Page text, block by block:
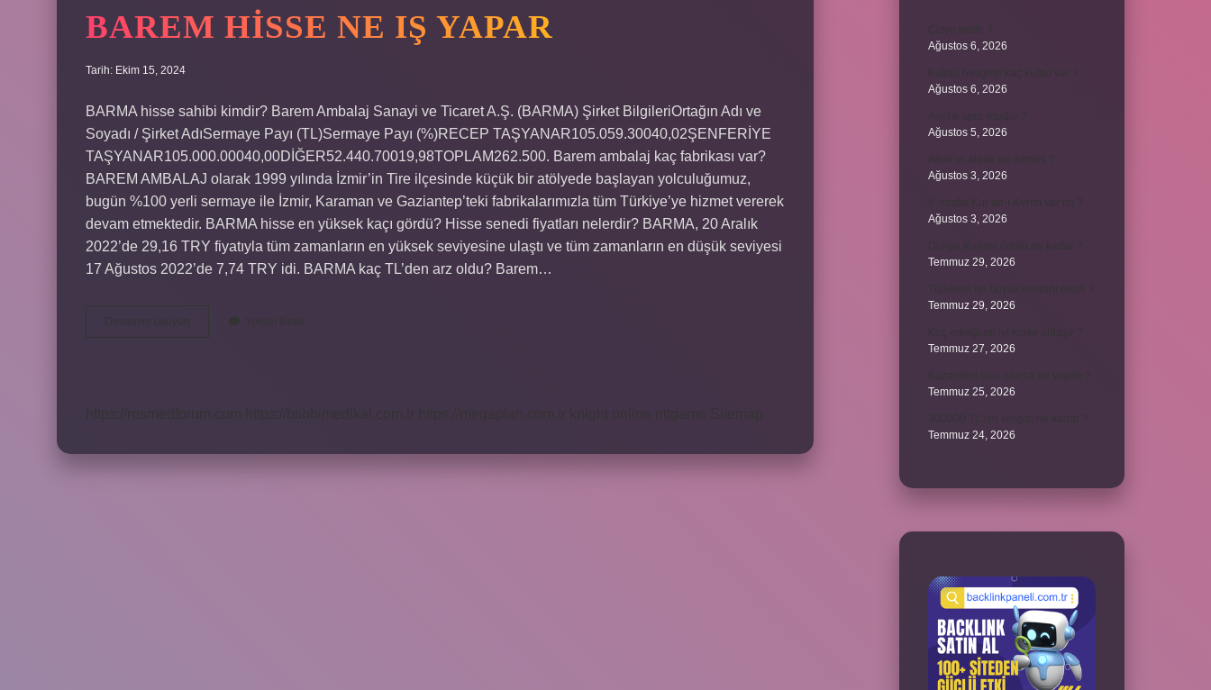
BAREM HISSE NE IŞ YAPAR
Tarih: Ekim 15, 2024
BARMA hisse sahibi kimdir? Barem Ambalaj Sanayi ve Ticaret A.Ş. (BARMA) Şirket BilgileriOrtağın Adı ve
Soyadı / Şirket AdıSermaye Payı (TL)Sermaye Payı (%)RECEP TAŞYANAR105.059.30040,02ŞENFERİYE
TAŞYANAR105.000.00040,00DİĞER52.440.70019,98TOPLAM262.500. Barem ambalaj kaç fabrikası var?
BAREM AMBALAJ olarak 1999 yılında İzmir’in Tire ilçesinde küçük bir atölyede başlayan yolculuğumuz,
bugün %100 yerli sermaye ile İzmir, Karaman ve Gaziantep’teki fabrikalarımızla tüm Türkiye’ye hizmet vererek
devam etmektedir. BARMA hisse en yüksek kaçı gördü? Hisse senedi fiyatları nelerdir? BARMA, 20 Aralık
2022’de 29,16 TRY fiyatıyla tüm zamanların en yüksek seviyesine ulaştı ve tüm zamanların en düşük seviyesi
17 Ağustos 2022’de 7,74 TRY idi. BARMA kaç TL’den arz oldu? Barem…
Ağustos 6, 2026
Ağustos 6, 2026
Ağustos 5, 2026
Ağustos 3, 2026
Ağustos 3, 2026
Temmuz 29, 2026
Temmuz 29, 2026
Temmuz 27, 2026
Temmuz 25, 2026
Temmuz 24, 2026